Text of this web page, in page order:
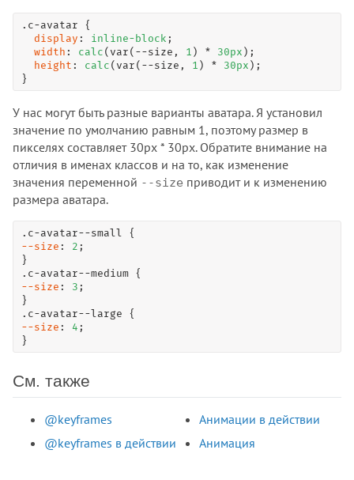
.c-avatar {
display : inline-block ;
width : calc (var(--size, 1 ) * 30px );
height : calc (var(--size, 1 ) * 30px );
}
У нас могут быть разные варианты аватара. Я установил
значение по умолчанию равным 1, поэтому размер в
пикселях составляет 30px * 30px. Обратите внимание на
отличия в именах классов и на то, как изменение
значения переменной --size приводит и к изменению
размера аватара.
.c-avatar--small
--size : 2 ;
.c-avatar--medium
--size : 3 ;
.c-avatar--large
--size : 4 ;
}
См. также
@keyframes
@keyframes в действии
Анимации в действии
Анимация